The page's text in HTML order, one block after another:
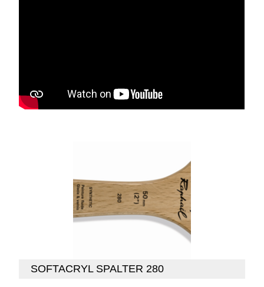
SOFTACRYL SPALTER 280